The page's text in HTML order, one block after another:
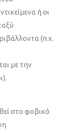
ή οι
(π.χ.
με την
στο φοβικό